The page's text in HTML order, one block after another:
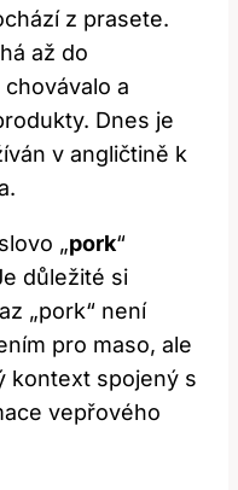
z prasete.
až do
a
Dnes je
v⁢ angličtině‍ k
„pork“
⁣důležité si
„pork“ není​
pro‍ maso, ale‍
kontext ‍spojený s
vepřového